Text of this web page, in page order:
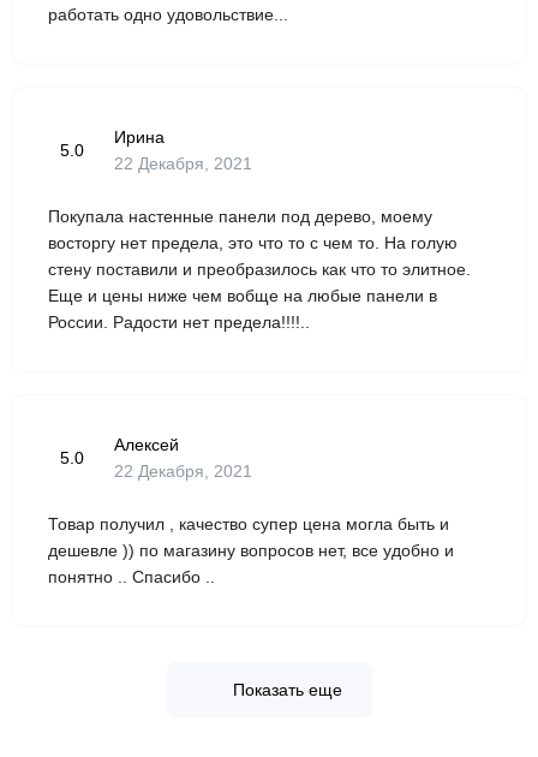
работать одно удовольствие...
5.0
Ирина
22 Декабря, 2021
Покупала настенные панели под дерево, моему
восторгу нет предела, это что то с чем то. На голую
стену поставили и преобразилось как что то элитное.
Еще и цены ниже чем вобще на любые панели в
России. Радости нет предела!!!!..
5.0
Алексей
22 Декабря, 2021
Товар получил , качество супер цена могла быть и
дешевле )) по магазину вопросов нет, все удобно и
понятно .. Спасибо ..
Показать еще